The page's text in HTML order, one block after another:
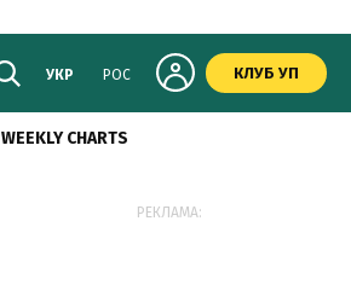
УКР РОС КЛУБ УП
WEEKLY CHARTS
РЕКЛАМА: